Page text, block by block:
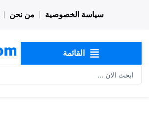
سياسة الخصوصية من نحن
القائمة